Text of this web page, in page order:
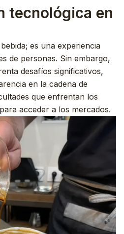
tecnológica en
es una experiencia
de personas. Sin embargo,
desafíos significativos,
en la cadena de
que enfrentan los
acceder a los mercados.